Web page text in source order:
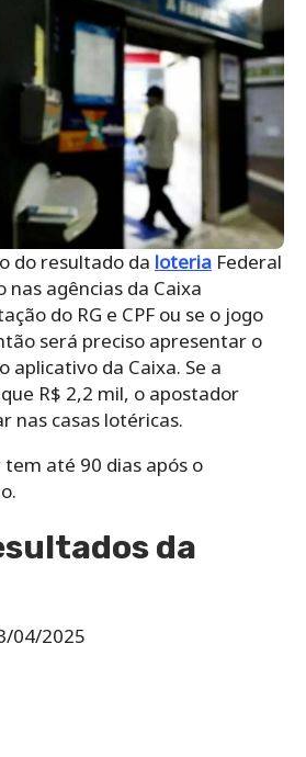
do resultado da loteria Federal
agências da Caixa
do RG e CPF ou se o jogo
será preciso apresentar o
aplicativo da Caixa. Se a
R$ 2,2 mil, o apostador
nas casas lotéricas.
até 90 dias após o
da
04/2025